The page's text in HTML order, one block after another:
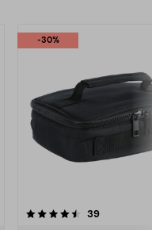
-30%
39arvostelut
4.5 viidestä